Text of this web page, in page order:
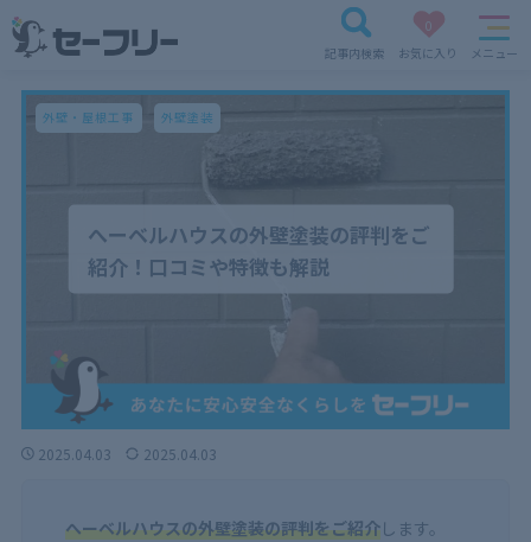
記事内検索
0
お気に入り
メニュー
へーベルハウスの外壁塗装の評判をご
紹介！口コミや特徴も解説
外壁・屋根工事 外壁塗装
2025.04.03 2025.04.03
へーベルハウスの外壁塗装の評判をご紹介します。